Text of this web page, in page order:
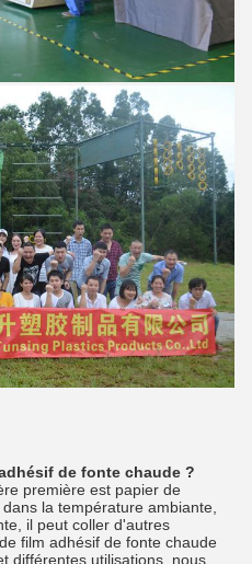
de fonte chaude ?
première est papier de
la température ambiante,
il peut coller d'autres
film adhésif de fonte chaude
différentes utilisations, nous